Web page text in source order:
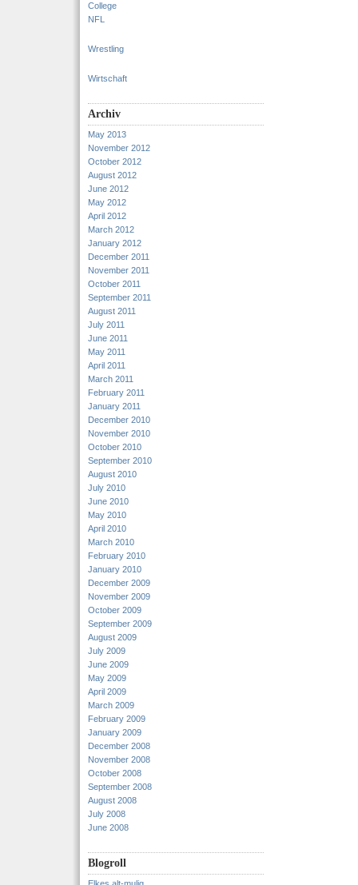
College
NFL
Wrestling
Wirtschaft
Archiv
May 2013
November 2012
October 2012
August 2012
June 2012
May 2012
April 2012
March 2012
January 2012
December 2011
November 2011
October 2011
September 2011
August 2011
July 2011
June 2011
May 2011
April 2011
March 2011
February 2011
January 2011
December 2010
November 2010
October 2010
September 2010
August 2010
July 2010
June 2010
May 2010
April 2010
March 2010
February 2010
January 2010
December 2009
November 2009
October 2009
September 2009
August 2009
July 2009
June 2009
May 2009
April 2009
March 2009
February 2009
January 2009
December 2008
November 2008
October 2008
September 2008
August 2008
July 2008
June 2008
Blogroll